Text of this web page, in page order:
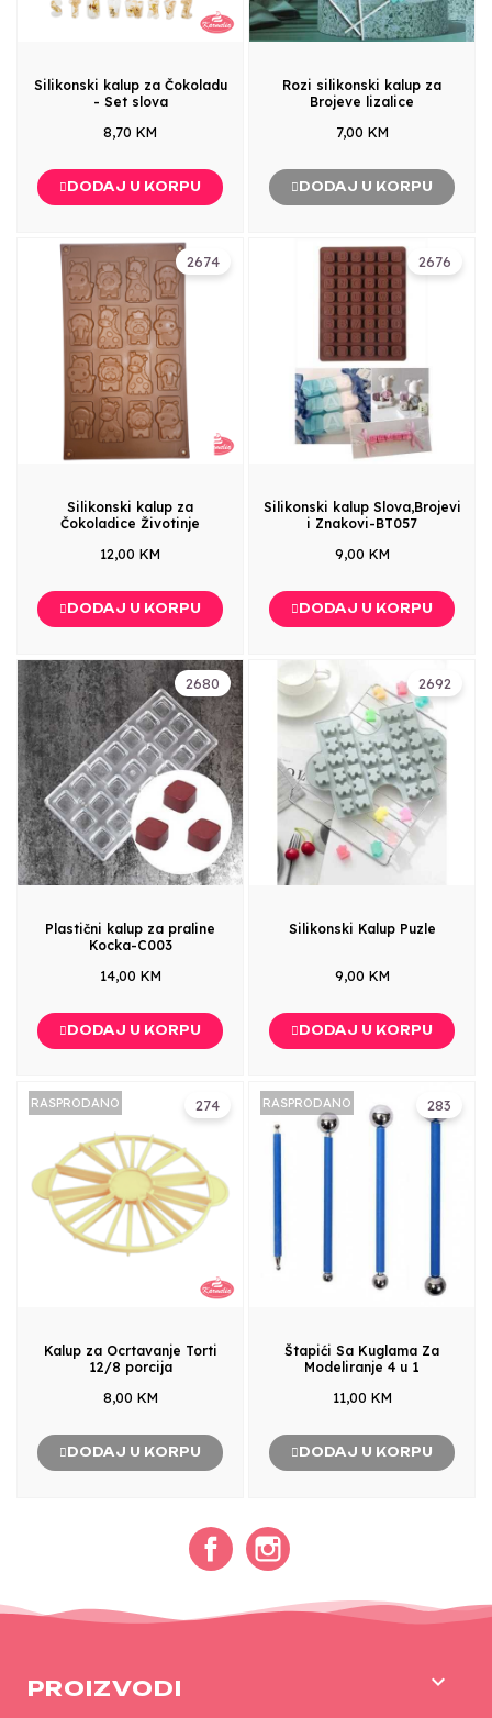
Silikonski kalup za Čokoladu
- Set slova
8,70 KM
DODAJ U KORPU
Rozi silikonski kalup za
Brojeve lizalice
7,00 KM
DODAJ U KORPU
2674
Silikonski kalup za
Čokoladice Životinje
12,00 KM
DODAJ U KORPU
2676
Silikonski kalup Slova,Brojevi
i Znakovi-BT057
9,00 KM
DODAJ U KORPU
2680
Plastični kalup za praline
Kocka-C003
14,00 KM
DODAJ U KORPU
2692
Silikonski Kalup Puzle
9,00 KM
DODAJ U KORPU
274
RASPRODANO
Kalup za Ocrtavanje Torti
12/8 porcija
8,00 KM
DODAJ U KORPU
283
RASPRODANO
Štapići Sa Kuglama Za
Modeliranje 4 u 1
11,00 KM
DODAJ U KORPU
Facebook
PROIZVODI 